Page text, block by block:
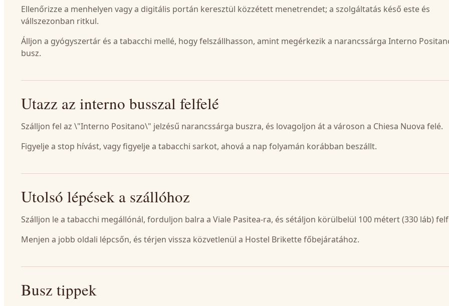
Ellenőrizze a menhelyen vagy a digitális portán keresztül közzétett menetrendet; a szolgáltatás késő este és
vállszezonban ritkul.
Álljon a gyógyszertár és a tabacchi mellé, hogy felszállhasson, amint megérkezik a narancssárga Interno
busz.
Utazz az interno busszal felfelé
Szálljon fel az \"Interno Positano\" jelzésű narancssárga buszra, és lovagoljon át a városon a Chiesa Nuova felé.
Figyelje a stop hívást, vagy figyelje a tabacchi sarkot, ahová a nap folyamán korábban beszállt.
Utolsó lépések a szállóhoz
Szálljon le a tabacchi megállónál, forduljon balra a Viale Pasitea-ra, és sétáljon körülbelül 100 métert (330 láb)
Menjen a jobb oldali lépcsőn, és térjen vissza közvetlenül a Hostel Brikette főbejáratához.
Busz tippek